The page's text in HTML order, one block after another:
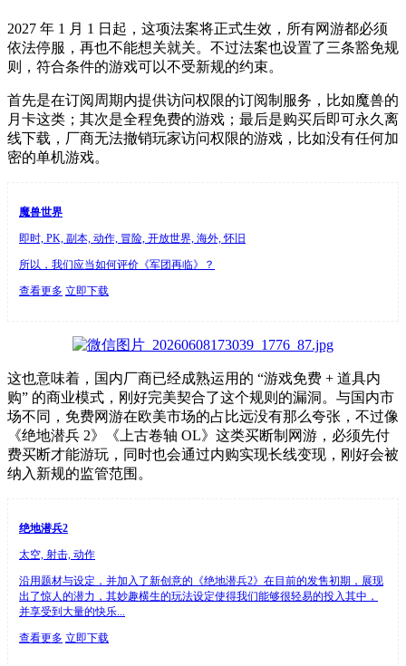
2027 年 1 月 1 日起，这项法案将正式生效，所有网游都必须
依法停服，再也不能想关就关。不过法案也设置了三条豁免规
则，符合条件的游戏可以不受新规的约束。
首先是在订阅周期内提供访问权限的订阅制服务，比如魔兽的
月卡这类；其次是全程免费的游戏；最后是购买后即可永久离
线下载，厂商无法撤销玩家访问权限的游戏，比如没有任何加
密的单机游戏。
魔兽世界
即时, PK, 副本, 动作, 冒险, 开放世界, 海外, 怀旧
所以，我们应当如何评价《军团再临》？
查看更多 立即下载
这也意味着，国内厂商已经成熟运用的 “游戏免费 + 道具内
购” 的商业模式，刚好完美契合了这个规则的漏洞。与国内市
场不同，免费网游在欧美市场的占比远没有那么夸张，不过像
《绝地潜兵 2》《上古卷轴 OL》这类买断制网游，必须先付
费买断才能游玩，同时也会通过内购实现长线变现，刚好会被
纳入新规的监管范围。
绝地潜兵2
太空, 射击, 动作
沿用题材与设定，并加入了新创意的《绝地潜兵2》在目前的发售初期，展现
出了惊人的潜力，其妙趣横生的玩法设定使得我们能够很轻易的投入其中，
并享受到大量的快乐...
查看更多 立即下载